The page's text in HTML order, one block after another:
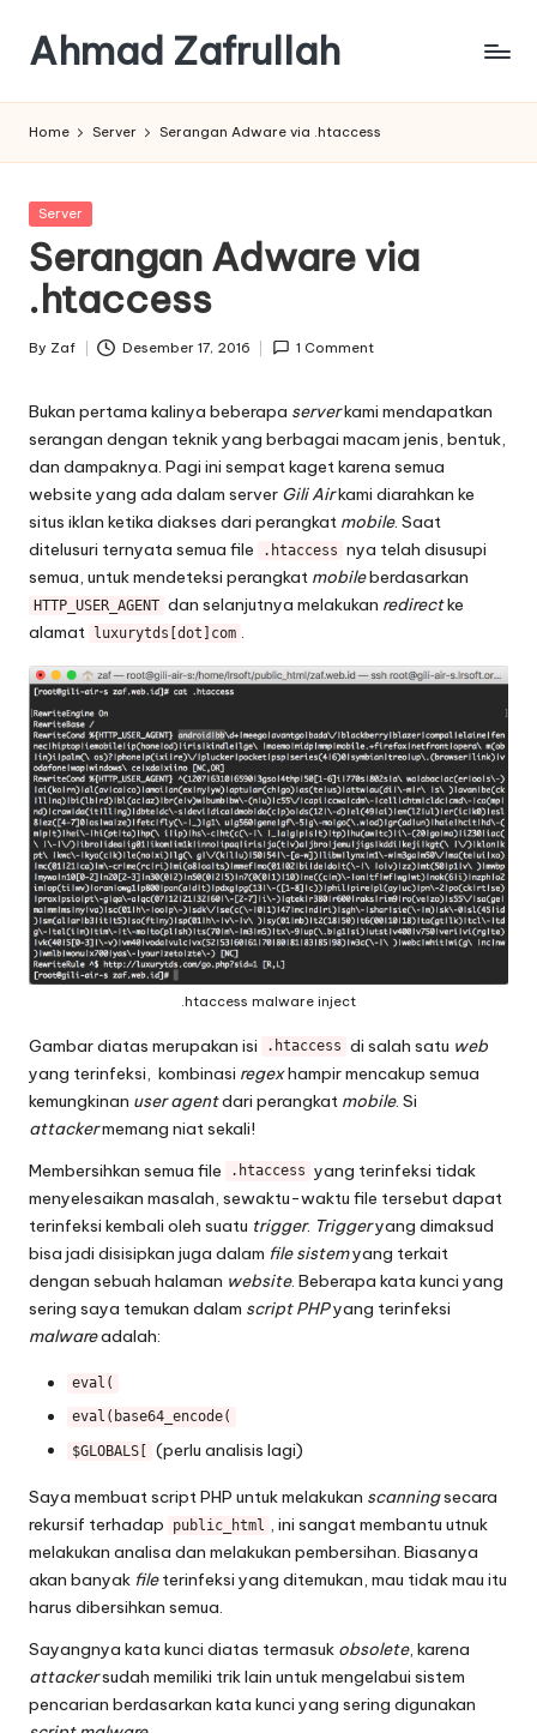
Skip
content
Ahmad Zafrullah
Learn
better
than
Learn
how
to
Home Server Serangan Adware via .htaccess
Posted
Server
Serangan Adware via
.htaccess
Posted
By Zaf Desember 17, 2016 1 Comment
Bukan pertama kalinya beberapa serverkami mendapatkan
serangan dengan teknik yang berbagai macam jenis, bentuk,
dan dampaknya. Pagi ini sempat kaget karena semua
website yang ada dalam server Gili Airkami diarahkan ke
situs iklan ketika diakses dari perangkat mobile. Saat
ditelusuri ternyata semua file
.htaccess nya telah disusupi
semua, untuk mendeteksi perangkat mobileberdasarkan
HTTP_USER_AGENT dan selanjutnya melakukan redirectke
alamat
luxurytds[dot]com .
.htaccess malware inject
Gambar diatas merupakan isi .htaccess di salah satu web
yang terinfeksi, kombinasi regexhampir mencakup semua
kemungkinan user agentdari perangkat mobile. Si
attackermemang niat sekali!
Membersihkan semua file
.htaccess yang terinfeksi tidak
menyelesaikan masalah, sewaktu-waktu file tersebut dapat
terinfeksi kembali oleh suatu trigger. Triggeryang dimaksud
bisa jadi disisipkan juga dalam file sistemyang terkait
dengan sebuah halaman website. Beberapa kata kunci yang
sering saya temukan dalam script PHPyang terinfeksi
malwareadalah:
eval(
eval(base64_encode(
$GLOBALS[ (perlu analisis lagi)
Saya membuatscript PHP untuk melakukan scanningsecara
rekursif terhadap
public_html , ini sangat membantu utnuk
melakukan analisa dan melakukan pembersihan. Biasanya
akan banyak fileterinfeksi yang ditemukan, mau tidak mau itu
harus dibersihkan semua.
Sayangnya kata kunci diatas termasuk obsolete, karena
attackersudah memiliki trik lain untuk mengelabui sistem
pencarian berdasarkan kata kunci yang sering digunakan